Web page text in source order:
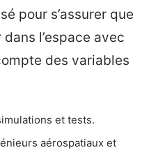
pour s’assurer que
l’espace avec
des variables
et tests.
aérospatiaux et